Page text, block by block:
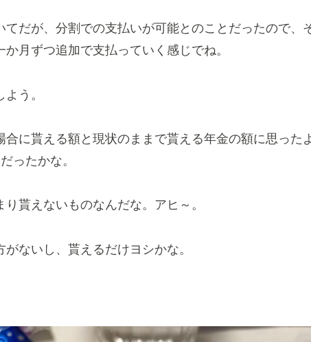
てだが、分割での支払いが可能とのことだったので、
月ずつ追加で支払っていく感じでね。
う。
合に貰える額と現状のままで貰える年金の額に思った
ったかな。
貰えないものなんだな。アヒ～。
ないし、貰えるだけヨシかな。